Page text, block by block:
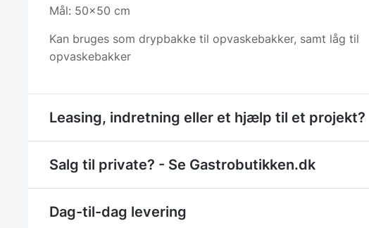
Mål: 50×50 cm
Kan bruges som drypbakke til opvaskebakker, samt låg til
opvaskebakker
Leasing, indretning eller et hjælp til et projekt?
Salg til private? - Se Gastrobutikken.dk
Dag-til-dag levering